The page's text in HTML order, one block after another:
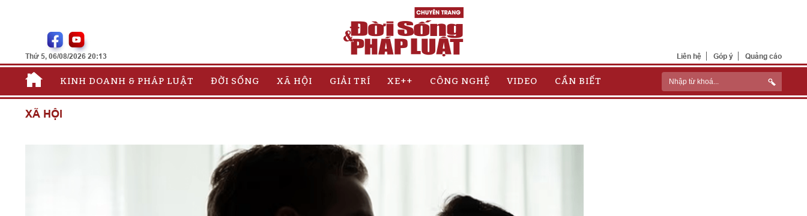
Thứ 5, 06/08/2026 20:13 Liên hệ Góp ý Quảng cáo
KINH DOANH & PHÁP LUẬT ĐỜI SỐNG XÃ HỘI GIẢI TRÍ XE++ CÔNG NGHỆ VIDEO CẦN BIẾT
XÃ HỘI